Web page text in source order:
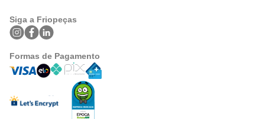
Siga a Friopeças
Formas de Pagamento